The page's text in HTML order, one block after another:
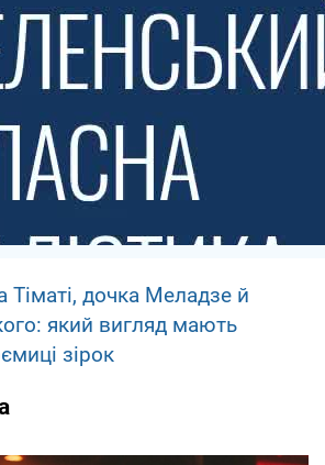
Тіматі, дочка Меладзе й
який вигляд мають
зірок